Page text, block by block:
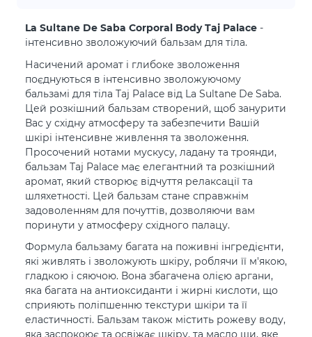
La Sultane De Saba Corporal Body Taj Palace -
інтенсивно зволожуючий бальзам для тіла.
Насичений аромат і глибоке зволоження
поєднуються в інтенсивно зволожуючому
бальзамі для тіла Taj Palace від La Sultane De Saba.
Цей розкішний бальзам створений, щоб занурити
Вас у східну атмосферу та забезпечити Вашій
шкірі інтенсивне живлення та зволоження.
Просочений нотами мускусу, ладану та троянди,
бальзам Taj Palace має елегантний та розкішний
аромат, який створює відчуття релаксації та
шляхетності. Цей бальзам стане справжнім
задоволенням для почуттів, дозволяючи вам
поринути у атмосферу східного палацу.
Формула бальзаму багата на поживні інгредієнти,
які живлять і зволожують шкіру, роблячи її м'якою,
гладкою і сяючою. Вона збагачена олією аргани,
яка багата на антиоксиданти і жирні кислоти, що
сприяють поліпшенню текстури шкіри та її
еластичності. Бальзам також містить рожеву воду,
яка заспокоює та освіжає шкіру, та масло ши, яке